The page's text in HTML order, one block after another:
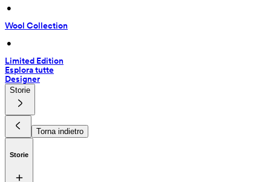
•
Wool Collection
•
Limited Edition
Esplora tutte
Designer
Storie
Torna indietro
Storie